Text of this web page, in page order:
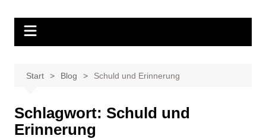
springen
Start Blog Schuld und Erinnerung
Schlagwort: Schuld und
Erinnerung